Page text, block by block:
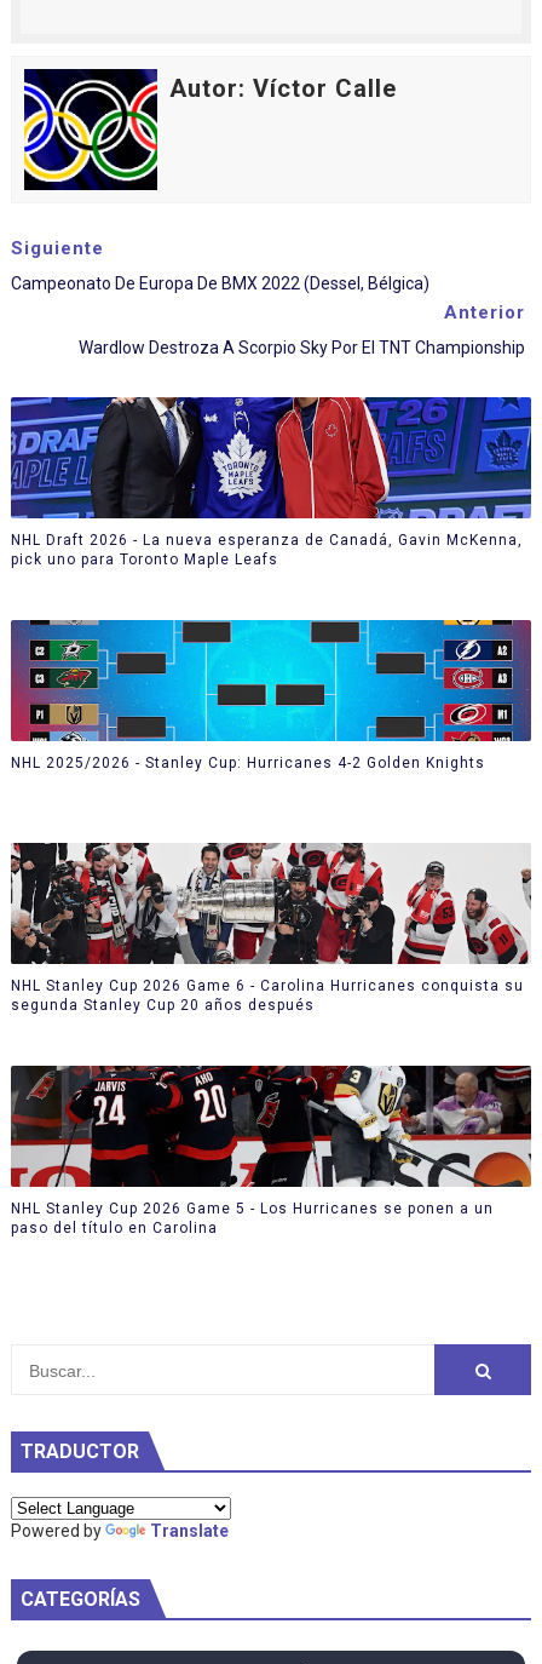
Autor: Víctor Calle
Siguiente
Campeonato De Europa De BMX 2022 (Dessel, Bélgica)
Anterior
Wardlow Destroza A Scorpio Sky Por El TNT Championship
NHL Draft 2026 - La nueva esperanza de Canadá, Gavin McKenna,
pick uno para Toronto Maple Leafs
NHL 2025/2026 - Stanley Cup: Hurricanes 4-2 Golden Knights
NHL Stanley Cup 2026 Game 6 - Carolina Hurricanes conquista su
segunda Stanley Cup 20 años después
NHL Stanley Cup 2026 Game 5 - Los Hurricanes se ponen a un
paso del título en Carolina
TRADUCTOR
Powered by Translate
CATEGORÍAS